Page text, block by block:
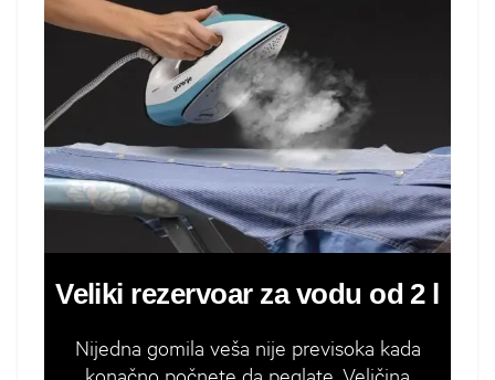
Veliki rezervoar za vodu od 2 l
Nijedna gomila veša nije previsoka kada
konačno počnete da peglate. Veličina